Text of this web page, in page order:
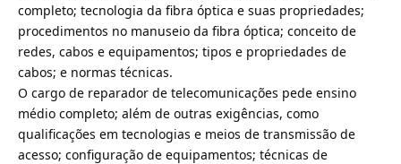
completo; tecnologia da fibra óptica e suas propriedades;
procedimentos no manuseio da fibra óptica; conceito de
redes, cabos e equipamentos; tipos e propriedades de
cabos; e normas técnicas.
O cargo de reparador de telecomunicações pede ensino
médio completo; além de outras exigências, como
qualificações em tecnologias e meios de transmissão de
acesso; configuração de equipamentos; técnicas de